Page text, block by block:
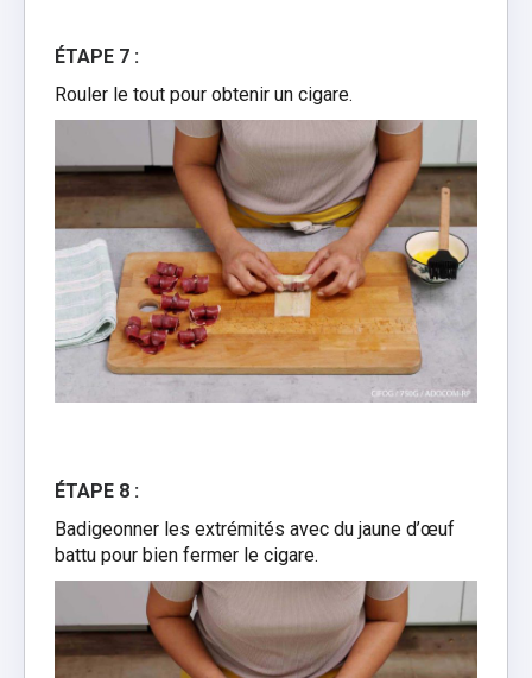
ÉTAPE 7 :
Rouler le tout pour obtenir un cigare.
ÉTAPE 8 :
Badigeonner les extrémités avec du jaune d’œuf
battu pour bien fermer le cigare.